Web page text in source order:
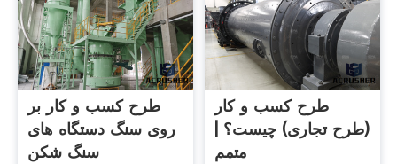
طرح کسب و کار بر
روی سنگ دستگاه های
سنگ شکن
طرح کسب و کار
(طرح تجاری) چیست؟ |
متمم